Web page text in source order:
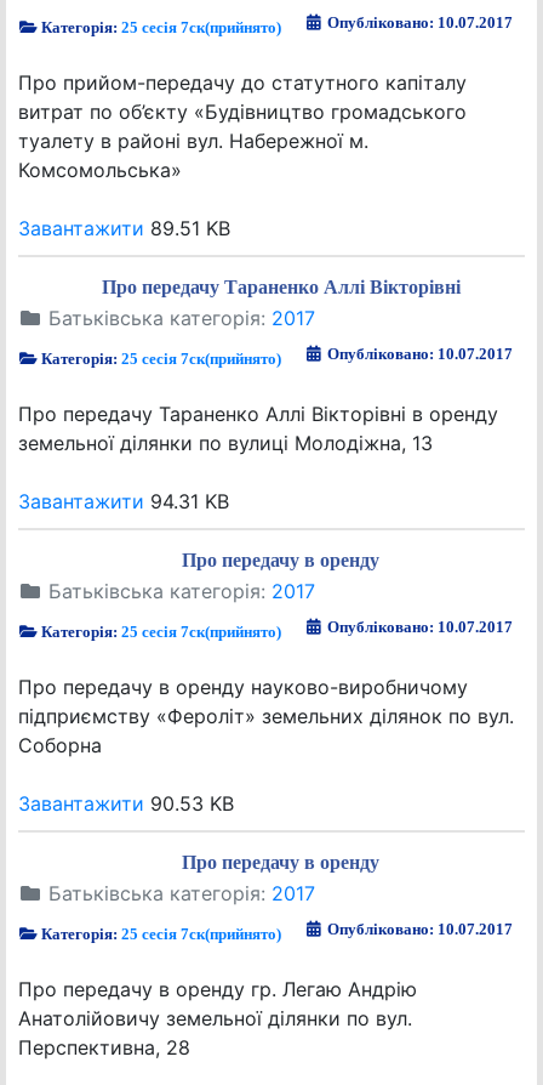
Категорія:25 сесія 7ск(прийнято) Опубліковано: 10.07.2017
Про прийом-передачу до статутного капіталу
витрат по об’єкту «Будівництво громадського
туалету в районі вул. Набережної м.
Комсомольська»
Завантажити 89.51 KB
Про передачу Тараненко Аллі Вікторівні
Батьківська категорія: 2017
Категорія:25 сесія 7ск(прийнято) Опубліковано: 10.07.2017
Про передачу Тараненко Аллі Вікторівні в оренду
земельної ділянки по вулиці Молодіжна, 13
Завантажити 94.31 KB
Про передачу в оренду
Батьківська категорія: 2017
Категорія:25 сесія 7ск(прийнято) Опубліковано: 10.07.2017
Про передачу в оренду науково-виробничому
підприємству «Фероліт» земельних ділянок по вул.
Соборна
Завантажити 90.53 KB
Про передачу в оренду
Батьківська категорія: 2017
Категорія:25 сесія 7ск(прийнято) Опубліковано: 10.07.2017
Про передачу в оренду гр. Легаю Андрію
Анатолійовичу земельної ділянки по вул.
Перспективна, 28